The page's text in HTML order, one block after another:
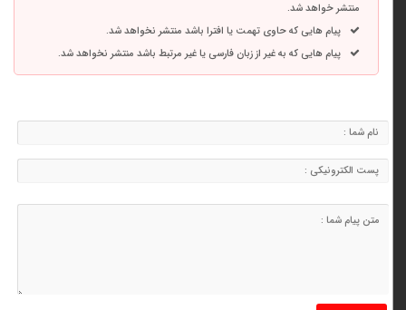
منتشر خواهد شد.
پیام هایی که حاوی تهمت یا افترا باشد منتشر نخواهد شد.
پیام هایی که به غیر از زبان فارسی یا غیر مرتبط باشد منتشر نخواهد شد.